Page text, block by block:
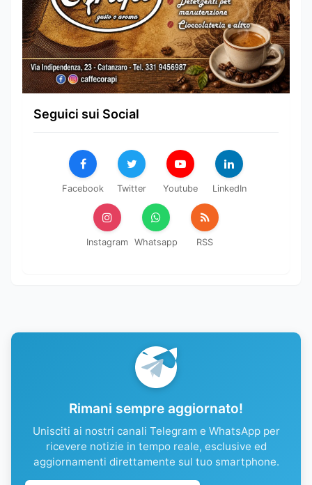
Seguici sui Social
Facebook Twitter Youtube LinkedIn
Instagram Whatsapp RSS
Rimani sempre aggiornato!
Unisciti ai nostri canali Telegram e WhatsApp per
ricevere notizie in tempo reale, esclusive ed
aggiornamenti direttamente sul tuo smartphone.